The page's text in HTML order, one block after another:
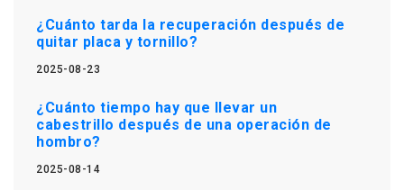
¿Cuánto tarda la recuperación después de
quitar placa y tornillo?
2025-08-23
¿Cuánto tiempo hay que llevar un
cabestrillo después de una operación de
hombro?
2025-08-14